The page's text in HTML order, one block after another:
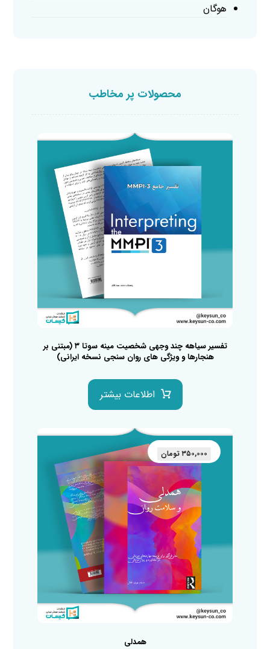
هوگان
محصولات پر مخاطب
تفسیر سیاهه چند وجهی شخصیت مینه سوتا ۳ (مبتنی بر
هنجارها و ویژگی های روان سنجی نسخه ایرانی)
اطلاعات بیشتر
همدلی
۳۵۰,۰۰۰ تومان